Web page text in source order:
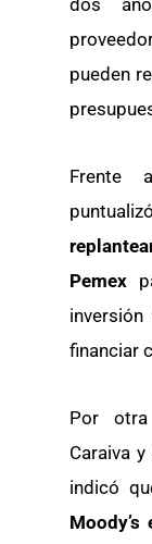
dos
pueden
Frente
Pemex
financiar
Por
Caraiva
indicó